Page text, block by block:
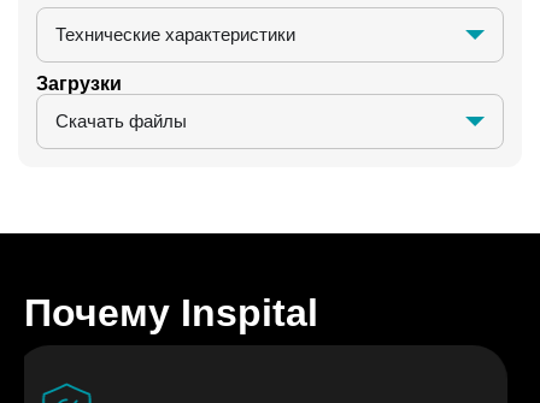
Технические характеристики
Загрузки
Скачать файлы
Почему Inspital